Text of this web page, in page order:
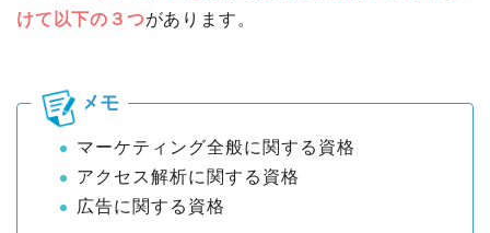
けて以下の３つがあります。
マーケティング全般に関する資格
アクセス解析に関する資格
広告に関する資格